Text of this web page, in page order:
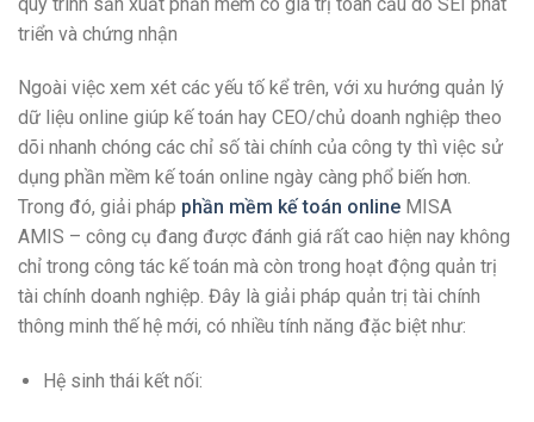
triển và chứng nhận
Ngoài việc xem xét các yếu tố kể trên, với xu hướng quản lý
dữ liệu online giúp kế toán hay CEO/chủ doanh nghiệp theo
dõi nhanh chóng các chỉ số tài chính của công ty thì việc sử
dụng phần mềm kế toán online ngày càng phổ biến hơn.
Trong đó, giải pháp phần mềm kế toán online MISA
AMIS – công cụ đang được đánh giá rất cao hiện nay không
chỉ trong công tác kế toán mà còn trong hoạt động quản trị
tài chính doanh nghiệp. Đây là giải pháp quản trị tài chính
thông minh thế hệ mới, có nhiều tính năng đặc biệt như:
Hệ sinh thái kết nối: